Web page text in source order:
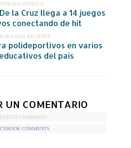
ANTIGUA
la Cruz llega a 14 juegos
conectando de hit
MÁS RECIENTE
polideportivos en varios
del pais
UN COMENTARIO
COMMENTS
COMMENTS